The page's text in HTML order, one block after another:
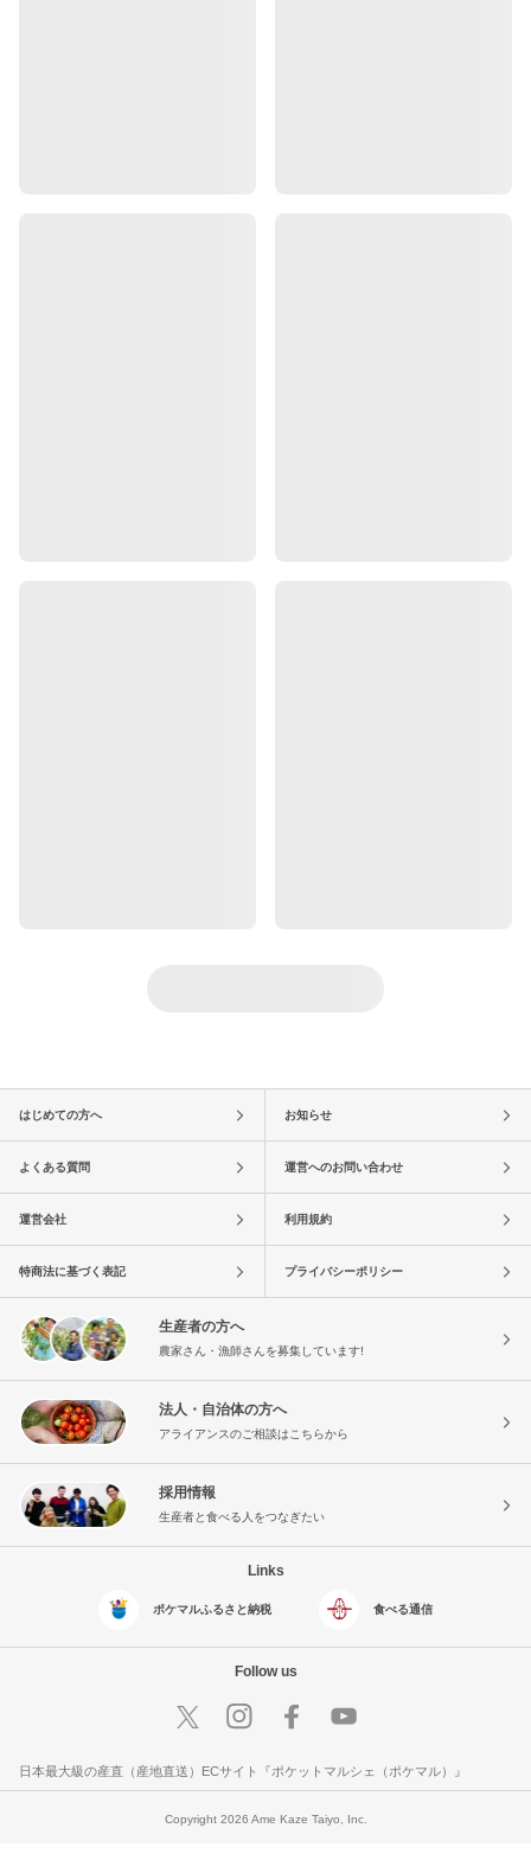
はじめての方へ お知らせ
よくある質問 運営へのお問い合わせ
運営会社 利用規約
特商法に基づく表記 プライバシーポリシー
生産者の方へ
農家さん・漁師さんを募集しています!
法人・自治体の方へ
アライアンスのご相談はこちらから
採用情報
生産者と食べる人をつなぎたい
Links
ポケマルふるさと納税 食べる通信
Follow us
日本最大級の産直（産地直送）ECサイト『ポケットマルシェ（ポケマル）』
Copyright 2026 Ame Kaze Taiyo, Inc.